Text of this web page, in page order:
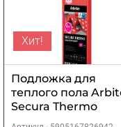
Хит!
Подложка для
теплого пола
Secura Thermo